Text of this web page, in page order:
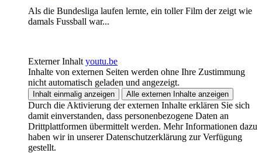
Als die Bundesliga laufen lernte, ein toller Film der zeigt wie
damals Fussball war...
Externer Inhalt youtu.be
Inhalte von externen Seiten werden ohne Ihre Zustimmung
nicht automatisch geladen und angezeigt.
Inhalt einmalig anzeigen Alle externen Inhalte anzeigen
Durch die Aktivierung der externen Inhalte erklären Sie sich
damit einverstanden, dass personenbezogene Daten an
Drittplattformen übermittelt werden. Mehr Informationen dazu
haben wir in unserer Datenschutzerklärung zur Verfügung
gestellt.